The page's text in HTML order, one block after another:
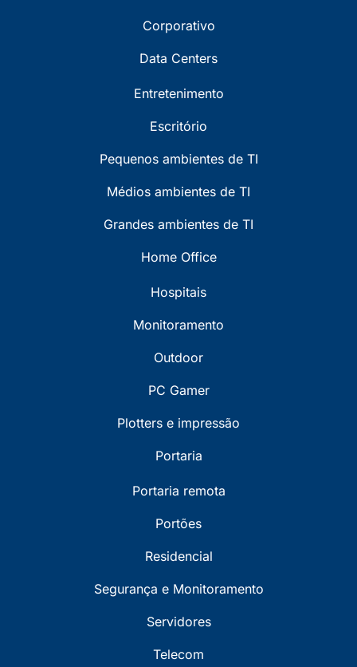
Corporativo
Data Centers
Entretenimento
Escritório
Pequenos ambientes de TI
Médios ambientes de TI
Grandes ambientes de TI
Home Office
Hospitais
Monitoramento
Outdoor
PC Gamer
Plotters e impressão
Portaria
Portaria remota
Portões
Residencial
Segurança e Monitoramento
Servidores
Telecom